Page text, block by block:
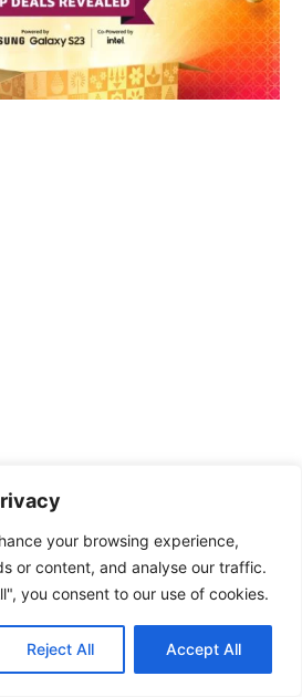
your browsing experience,
or content, and analyse our traffic.
you consent to our use of cookies.
Reject All Accept All